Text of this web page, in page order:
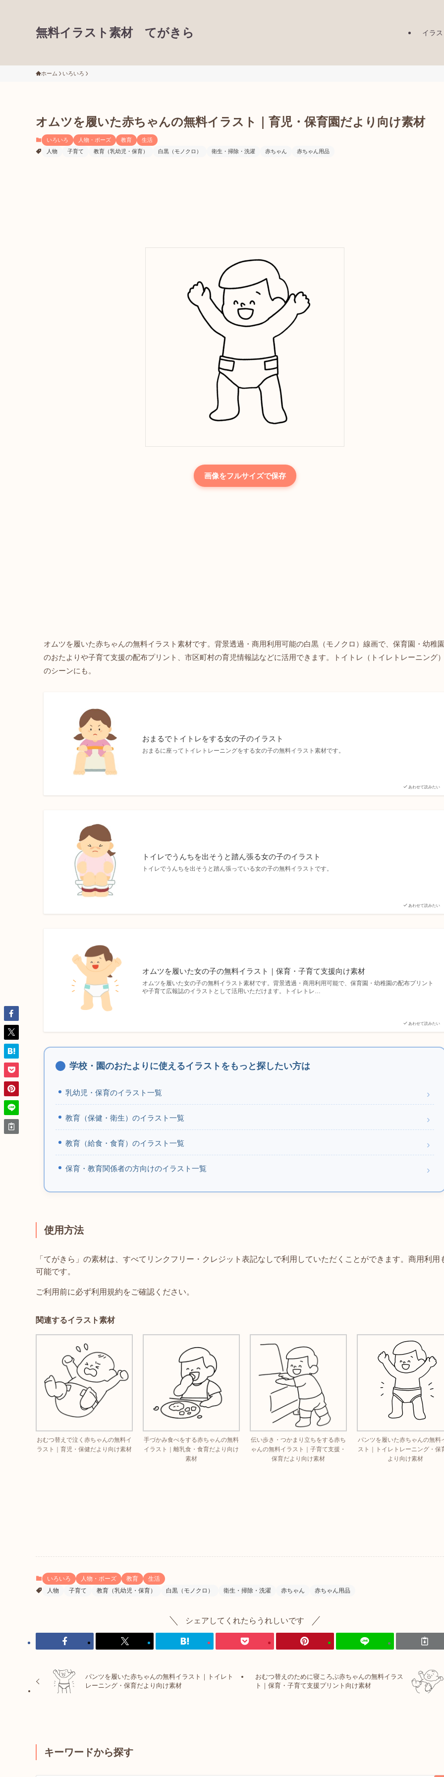
無料イラスト素材 てがきら イラ
ホーム いろいろ
オムツを履いた赤ちゃんの無料イラスト｜育児・保育園だより向け素材
いろいろ 人物・ポーズ 教育
生活
人物
子育て 教育（乳幼児・保育） 白黒（モノクロ） 衛生・掃除・洗濯 赤ちゃん 赤ちゃん用品
画像をフルサイズで保存
オムツを履いた赤ちゃんの無料イラスト素材です。背景透過・商用利用可能の白黒（モノクロ）線画で、保育園・幼稚
のおたよりや子育て支援の配布プリント、市区町村の育児情報誌などに活用できます。トイトレ（トイレトレーニング
のシーンにも。
あわせて読みたい
おまるでトイトレをする女の子のイラスト
おまるに座ってトイレトレーニングをする女の子の無料イラスト素材です。
あわせて読みたい
トイレでうんちを出そうと踏ん張る女の子のイラスト
トイレでうんちを出そうと踏ん張っている女の子の無料イラストです。
あわせて読みたい
オムツを履いた女の子の無料イラスト｜保育・子育て支援向け素材
オムツを履いた女の子の無料イラスト素材です。背景透過・商用利用可能で、保育園・幼稚園の配布プリント
や子育て広報誌のイラストとして活用いただけます。トイレトレ…
学校・園のおたよりに使えるイラストをもっと探したい方は
乳幼児・保育のイラスト一覧
教育（保健・衛生）のイラスト一覧
教育（給食・食育）のイラスト一覧
保育・教育関係者の方向けのイラスト一覧
使用方法
「てがきら」の素材は、すべてリンクフリー・クレジット表記なしで利用していただくことができます。商用利用
可能です。
ご利用前に必ず利用規約をご確認ください。
関連するイラスト素材
おむつ替えで泣く赤ちゃんの無料イ
ラスト｜育児・保健だより向け素材
手づかみ食べをする赤ちゃんの無料
イラスト｜離乳食・食育だより向け
素材
伝い歩き・つかまり立ちをする赤ち
ゃんの無料イラスト｜子育て支援・
保育だより向け素材
パンツを履いた赤ちゃんの無料
スト｜トイレトレーニング・保
より向け素材
いろいろ 人物・ポーズ 教育
生活
人物
子育て 教育（乳幼児・保育） 白黒（モノクロ） 衛生・掃除・洗濯 赤ちゃん 赤ちゃん用品
シェアしてくれたらうれしいです
パンツを履いた赤ちゃんの無料イラスト｜トイレト
レーニング・保育だより向け素材
おむつ替えのために寝ころぶ赤ちゃんの無料イラス
ト｜保育・子育て支援プリント向け素材
キーワードから探す